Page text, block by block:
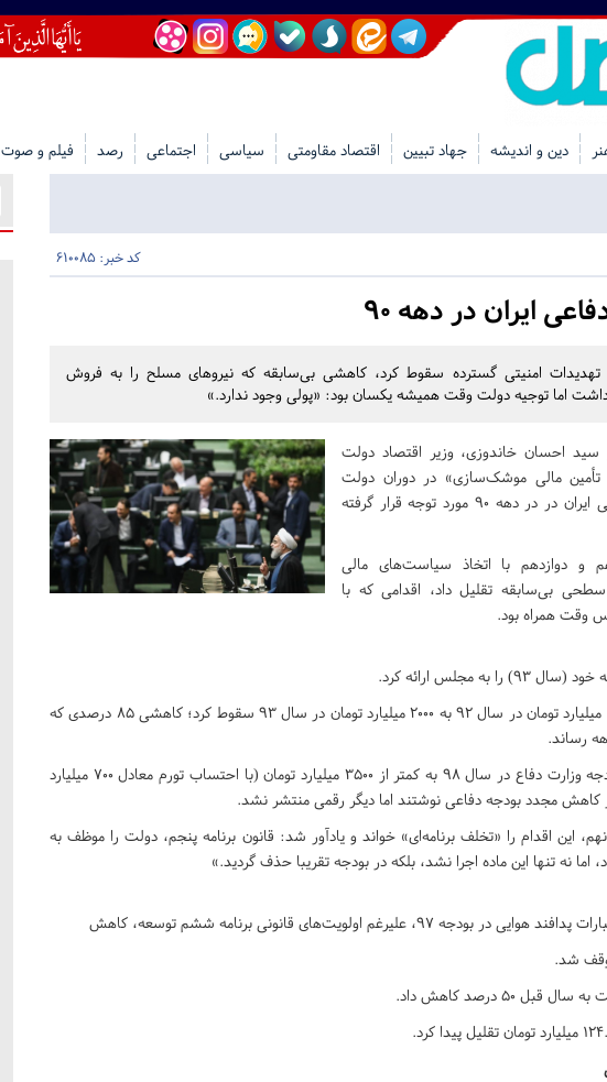
دین و اندیشه جهاد تبیین اقتصاد مقاومتی سیاسی اجتماعی رصد فیلم و صوت
کد خبر: 610085
ایران در دهه ۹۰
تهدیدات امنیتی گسترده سقوط کرد، کاهشی بی‌سابقه که نیروهای مسلح را به فروش
اما توجیه دولت وقت همیشه یکسان بود: «پولی وجود ندارد.»
سید احسان خاندوزی، وزیر اقتصاد دولت
تأمین مالی موشک‌سازی» در دوران دولت
روحانی، بار دیگر پرونده حساس بودجه دفاعی ایران در در دهه ۹۰ مورد توجه قرار گرفته
و دوازدهم با اتخاذ سیاست‌های مالی
بی‌سابقه تقلیل داد، اقدامی که با
وقت همراه بود.
در قالب این لایحه بودجه وزارت دفاع از ۱۳۶۰۰ میلیارد تومان در سال ۹۲ به ۲۰۰۰ میلیارد تومان در سال ۹۳ سقوط کرد؛ کاهشی ۸۵ درصدی که
رساند.
کاهش‌ها به ابتدای دهه ۹۰ متوقف نماند و بودجه وزارت دفاع در سال ۹۸ به کمتر از ۳۵۰۰ میلیارد تومان (با احتساب تورم معادل ۷۰۰ میلیارد
این اقدام را «تخلف برنامه‌ای» خواند و یادآور شد: قانون برنامه پنجم، دولت را موظف به
اولویت‌های قانونی برنامه ششم توسعه، کاهش
شد.